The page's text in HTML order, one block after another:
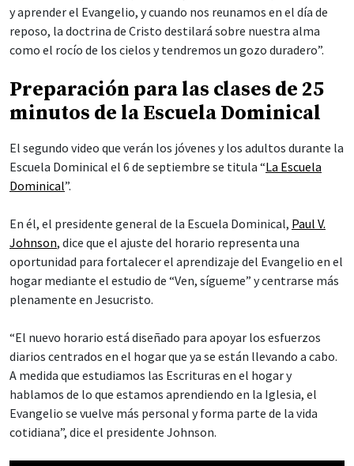
y aprender el Evangelio, y cuando nos reunamos en el día de
reposo, la doctrina de Cristo destilará sobre nuestra alma
como el rocío de los cielos y tendremos un gozo duradero”.
Preparación para las clases de 25
minutos de la Escuela Dominical
El segundo video que verán los jóvenes y los adultos durante la
Escuela Dominical el 6 de septiembre se titula “La Escuela
Dominical”.
En él, el presidente general de la Escuela Dominical, Paul V.
Johnson, dice que el ajuste del horario representa una
oportunidad para fortalecer el aprendizaje del Evangelio en el
hogar mediante el estudio de “Ven, sígueme” y centrarse más
plenamente en Jesucristo.
“El nuevo horario está diseñado para apoyar los esfuerzos
diarios centrados en el hogar que ya se están llevando a cabo.
A medida que estudiamos las Escrituras en el hogar y
hablamos de lo que estamos aprendiendo en la Iglesia, el
Evangelio se vuelve más personal y forma parte de la vida
cotidiana”, dice el presidente Johnson.